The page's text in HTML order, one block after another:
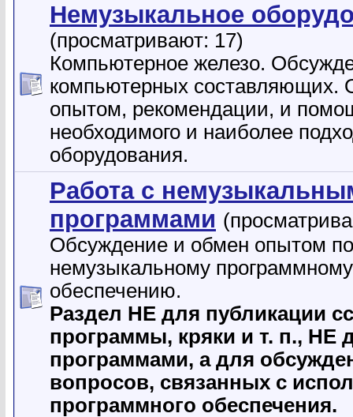
Немузыкальное
(просматривают: 17)
Компьютерное железо.
компьютерных составляющих.
опытом, рекомендации, и
необходимого и наиболее
оборудования.
Работа с
программами
Обсуждение и обмен опытом
немузыкальному программному
обеспечению.
Раздел НЕ для публикации
программы, кpяки и т. п., НЕ
программами, а для
вопросов, связанных с
программного обеспечения.